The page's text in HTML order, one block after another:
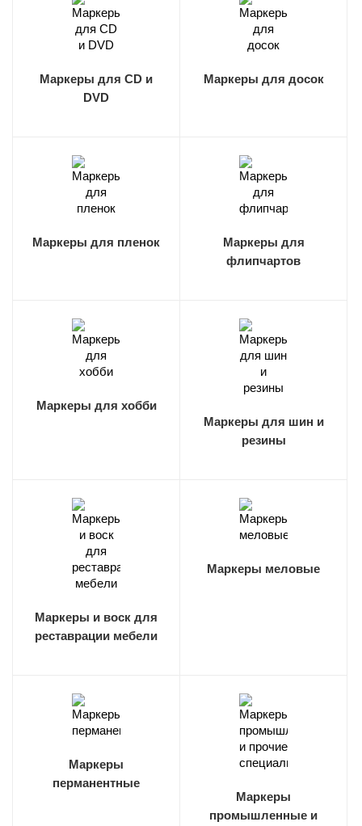
Маркеры для CD и
DVD
Маркеры для досок
Маркеры для пленок
Маркеры для
флипчартов
Маркеры для хобби
Маркеры для шин и
резины
Маркеры и воск для
реставрации мебели
Маркеры меловые
Маркеры
перманентные
Маркеры
промышленные и